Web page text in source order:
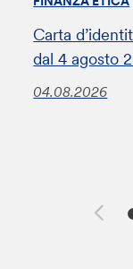
Carta
dal 4 agosto
04.08.2026